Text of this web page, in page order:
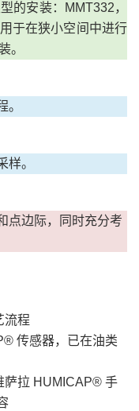
的安装：
MMT332，
于在狭小空间中进行
。
。
样。
点边际，同时充分考
流程
传感器，已在油类
萨拉 HUMICAP® 手